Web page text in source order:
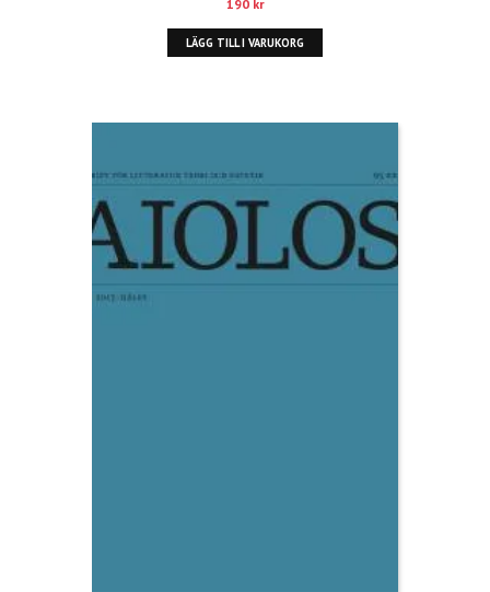
190 kr
LÄGG TILL I VARUKORG